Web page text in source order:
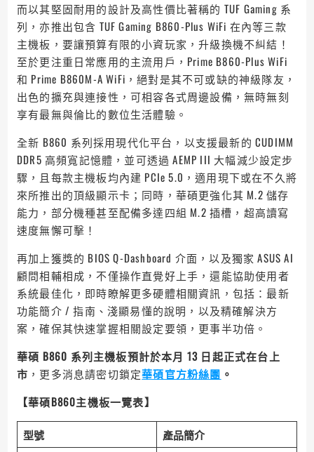
而以其堅固耐用的設計及高性價比著稱的 TUF Gaming 系
列，亦推出包含 TUF Gaming B860-Plus WiFi 在內等三款
主機板，要讓預算有限的小資玩家，升級換機不糾結！
至於更注重日常應用的主流用戶，Prime B860-Plus WiFi
和 Prime B860M-A WiFi，絕對是其不可或缺的神級隊友，
出色的擴充與連接性，可相容各式周邊設備，無時無刻
享有最無與倫比的數位生活體驗。
全新 B860 系列採用現代化平台，以支援最新的 CUDIMM
DDR5 高頻寬記憶體，並可透過 AEMP III 大幅減少設定步
驟，且每款主機板均內建 PCIe 5.0，適用現下或在不久將
來所推出的頂級顯示卡；同時，華碩更強化其 M.2 儲存
能力，部分機種甚至配備多達四組 M.2 插槽，超高讀寫
速度無懈可擊！
再加上獲獎的 BIOS Q-Dashboard 介面，以及獨家 ASUS AI
顧問相輔相成，不僅操作直覺好上手，還能協助使用者
系統最佳化，即時瞭解更多硬體相關資訊，包括：最新
功能簡介 / 指南、淺顯易懂的說明，以及精確解決方
案，確保其快速掌握相關設定要領，更事半功倍。
華碩 B860 系列主機板預計於本月 13 日起正式在台上
市 ，更多消息請密切鎖定華碩官方粉絲團 。
【華碩B860主機板一覽表】
型號
產品簡介